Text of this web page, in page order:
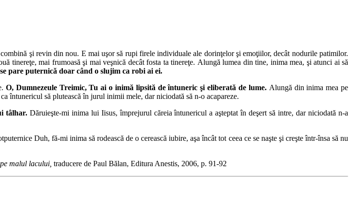
şi revin din nou. E mai uşor să rupi firele individuale ale dorinţelor şi emoţiilor, decât nodurile patimilor.
tinereţe, mai frumoasă şi mai veşnică decât fosta ta tinereţe. Alungă lumea din tine, inima mea, şi atunci ai să
pare puternică doar când o slujim ca robi ai ei.
O, Dumnezeule Treimic, Tu ai o inimă lipsită de întuneric şi eliberată de lume.Alungă din inima mea pe
întunericul să plutească în jurul inimii mele, dar niciodată să n-o acapareze.
tâlhar. Dăruieşte-mi inima lui Iisus, împrejurul căreia întunericul a aşteptat în deşert să intre, dar niciodată n-a
Duh, fă-mi inima să rodească de o cerească iubire, aşa încât tot ceea ce se naşte şi creşte într-însa să nu
malul lacului, traducere de Paul Bălan, Editura Anestis, 2006, p. 91-92